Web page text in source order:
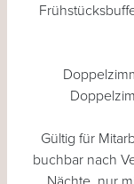
Gültig für
buchbar nach